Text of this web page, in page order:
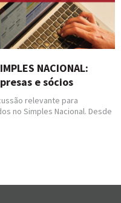
NACIONAL:
e sócios
relevante para
no Simples Nacional. Desde